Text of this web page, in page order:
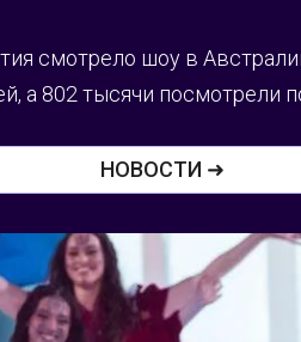
смотрело шоу в
а 802 тысячи посмотрели
НОВОСТИ ➜